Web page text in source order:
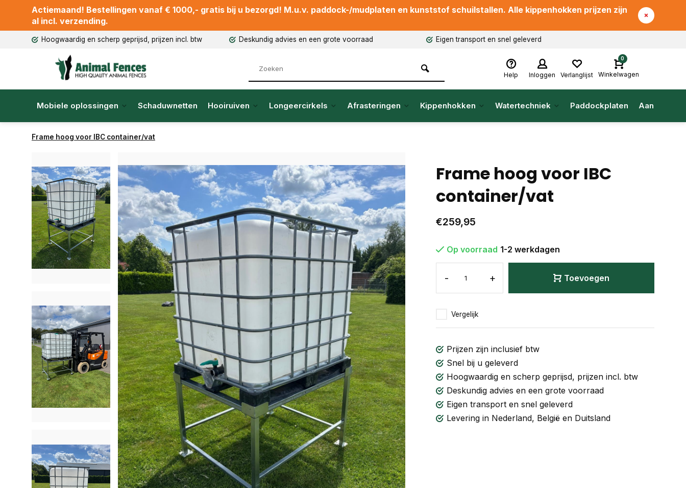
Actiemaand! Bestellingen vanaf € 1000,- gratis bij u bezorgd! M.u.v. paddock-/mudplaten en kunststof schuilstallen. Alle kippenhokken prijzen zijn
al incl. verzending.
Hoogwaardig en scherp geprijsd, prijzen incl. btw Deskundig advies en een grote voorraad Eigen transport en snel geleverd
Help Inloggen Verlanglijst
0
Winkelwagen
Mobiele oplossingen Schaduwnetten Hooiruiven Longeercirkels Afrasteringen Kippenhokken Watertechniek Paddockplaten
Frame hoog voor IBC container/vat
Frame hoog voor IBC
container/vat
€259,95
Op voorraad 1-2 werkdagen
- + Toevoegen
Vergelijk
Prijzen zijn inclusief btw
Snel bij u geleverd
Hoogwaardig en scherp geprijsd, prijzen incl. btw
Deskundig advies en een grote voorraad
Eigen transport en snel geleverd
Levering in Nederland, België en Duitsland